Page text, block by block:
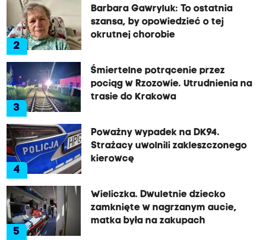
2
Barbara Gawryluk: To ostatnia
szansa, by opowiedzieć o tej
okrutnej chorobie
3
Śmiertelne potrącenie przez
pociąg w Rzozowie. Utrudnienia na
trasie do Krakowa
4
Poważny wypadek na DK94.
Strażacy uwolnili zakleszczonego
kierowcę
5
Wieliczka. Dwuletnie dziecko
zamknięte w nagrzanym aucie,
matka była na zakupach